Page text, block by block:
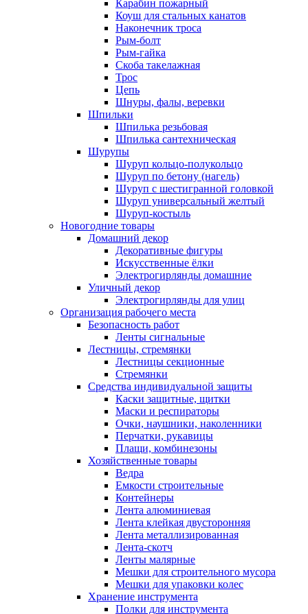
Карабин пожарный
Коуш для стальных канатов
Наконечник троса
Рым-болт
Рым-гайка
Скоба такелажная
Трос
Цепь
Шнуры, фалы, веревки
Шпильки
Шпилька резьбовая
Шпилька сантехническая
Шурупы
Шуруп кольцо-полукольцо
Шуруп по бетону (нагель)
Шуруп с шестигранной головкой
Шуруп универсальный желтый
Шуруп-костыль
Новогодние товары
Домашний декор
Декоративные фигуры
Искусственные ёлки
Электрогирлянды домашние
Уличный декор
Электрогирлянды для улиц
Организация рабочего места
Безопасность работ
Ленты сигнальные
Лестницы, стремянки
Лестницы секционные
Стремянки
Средства индивидуальной защиты
Каски защитные, щитки
Маски и респираторы
Очки, наушники, наколенники
Перчатки, рукавицы
Плащи, комбинезоны
Хозяйственные товары
Ведра
Емкости строительные
Контейнеры
Лента алюминиевая
Лента клейкая двусторонняя
Лента металлизированная
Лента-скотч
Ленты малярные
Мешки для строительного мусора
Мешки для упаковки колес
Хранение инструмента
Полки для инструмента